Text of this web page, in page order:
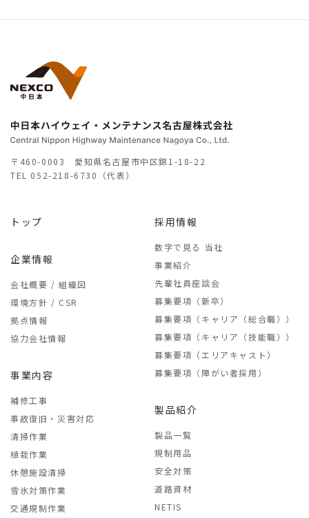
〒460-0003 愛知県名古屋市中区錦1-18-22
TEL 052-218-6730（代表）
トップ
企業情報
会社概要 / 組織図
環境方針 / CSR
拠点情報
協力会社情報
事業内容
補修工事
事故復旧・災害対応
清掃作業
植栽作業
休憩施設清掃
雪氷対策作業
交通規制作業
採用情報
数字で見る 当社
事業紹介
先輩社員座談会
募集要項（新卒）
募集要項（キャリア（総合職））
募集要項（キャリア（技能職））
募集要項（エリアキャスト）
募集要項（障がい者採用）
製品紹介
製品一覧
規制用品
安全対策
道路資材
NETIS